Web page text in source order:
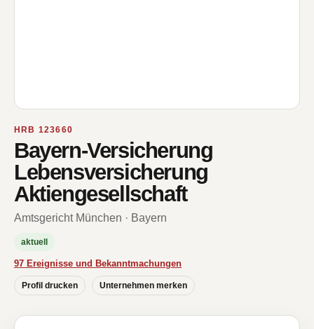
HRB 123660
Bayern-Versicherung
Lebensversicherung
Aktiengesellschaft
Amtsgericht München · Bayern
aktuell
97 Ereignisse und Bekanntmachungen
Profil drucken Unternehmen merken